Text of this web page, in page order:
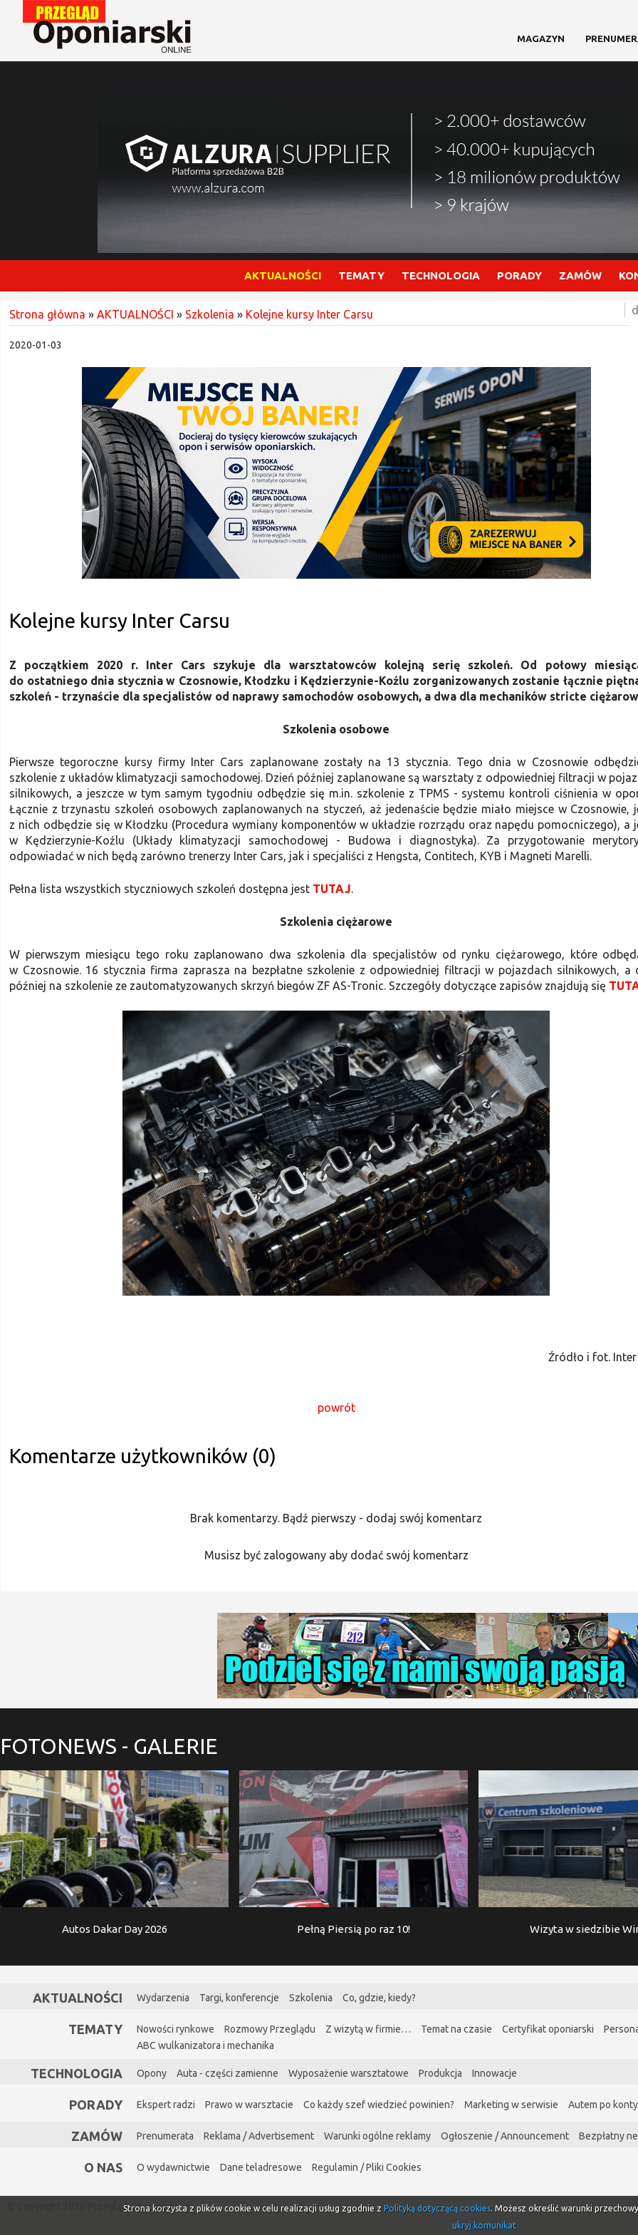
MAGAZYN
AKTUALNOŚCI TEMATY TECHNOLOGIA PORADY ZAMÓW
Strona główna » AKTUALNOŚCI » Szkolenia » Kolejne kursy Inter Carsu
2020-01-03
Kolejne kursy Inter Carsu
Z początkiem 2020 r. Inter Cars szykuje dla warsztatowców kolejną serię szkoleń. Od połowy
do ostatniego dnia stycznia w Czosnowie, Kłodzku i Kędzierzynie-Koźlu zorganizowanych zostanie łącznie
szkoleń - trzynaście dla specjalistów od naprawy samochodów osobowych, a dwa dla mechaników stricte
Szkolenia osobowe
Pierwsze tegoroczne kursy firmy Inter Cars zaplanowane zostały na 13 stycznia. Tego dnia w Czosnowie
szkolenie z układów klimatyzacji samochodowej. Dzień później zaplanowane są warsztaty z odpowiedniej filtracji w
silnikowych, a jeszcze w tym samym tygodniu odbędzie się m.in. szkolenie z TPMS - systemu kontroli ciśnienia w
Łącznie z trzynastu szkoleń osobowych zaplanowanych na styczeń, aż jedenaście będzie miało miejsce w Czosnowie,
z nich odbędzie się w Kłodzku (Procedura wymiany komponentów w układzie rozrządu oraz napędu pomocniczego), a
w Kędzierzynie-Koźlu (Układy klimatyzacji samochodowej - Budowa i diagnostyka). Za przygotowanie
odpowiadać w nich będą zarówno trenerzy Inter Cars, jak i specjaliści z Hengsta, Contitech, KYB i Magneti Marelli.
Pełna lista wszystkich styczniowych szkoleń dostępna jest TUTAJ.
Szkolenia ciężarowe
W pierwszym miesiącu tego roku zaplanowano dwa szkolenia dla specjalistów od rynku ciężarowego, które
w Czosnowie. 16 stycznia firma zaprasza na bezpłatne szkolenie z odpowiedniej filtracji w pojazdach silnikowych, a
później na szkolenie ze zautomatyzowanych skrzyń biegów ZF AS-Tronic. Szczegóły dotyczące zapisów znajdują się
Źródło i fot. Inter
powrót
Komentarze użytkowników (0)
Brak komentarzy. Bądź pierwszy - dodaj swój komentarz
Musisz być zalogowany aby dodać swój komentarz
FOTONEWS - GALERIE
Autos Dakar Day 2026 Pełną Piersią po raz 10! Wizyta w siedzibie
AKTUALNOŚCI Wydarzenia Targi, konferencje Szkolenia Co, gdzie, kiedy?
TEMATY Nowości rynkowe Rozmowy Przeglądu Z wizytą w firmie… Temat na czasie Certyfikat oponiarski
ABC wulkanizatora i mechanika
TECHNOLOGIA Opony Auta - części zamienne Wyposażenie warsztatowe Produkcja Innowacje
PORADY Ekspert radzi Prawo w warsztacie Co każdy szef wiedzieć powinien? Marketing w serwisie Autem po
ZAMÓW Prenumerata Reklama / Advertisement Warunki ogólne reklamy Ogłoszenie / Announcement Bezpłatny
O NAS O wydawnictwie Dane teladresowe Regulamin / Pliki Cookies
© Copyright 2026 Przegląd OponiarskiStrona korzysta z plików cookie w celu realizacji usług zgodnie z Polityką dotyczącą cookies. Możesz określić warunki
ukryj komunikat